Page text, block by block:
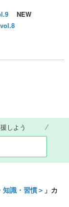
NEW
しよう
識・習慣＞ 」カ